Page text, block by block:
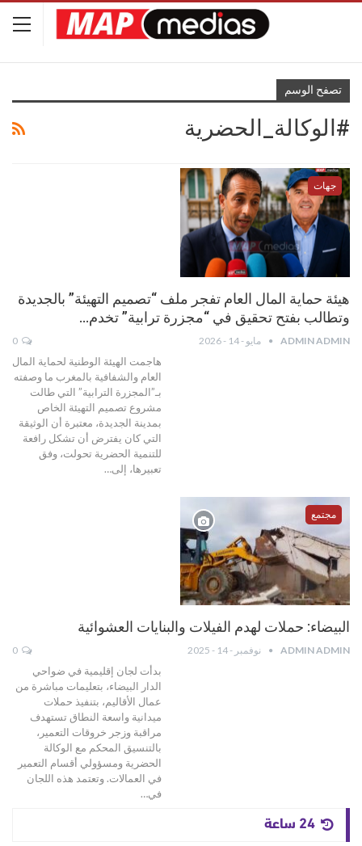
تصفح الوسم
#الوكالة_الحضرية
جهات
هيئة حماية المال العام تفجر ملف “تصميم التهيئة” بالجديدة
وتطالب بفتح تحقيق في “مجزرة ترابية” تخدم…
ADMIN ADMIN مايو - 14 - 2026
هاجمت الهيئة الوطنية لحماية المال
العام والشفافية بالمغرب ما وصفته
بـ”المجزرة الترابية” التي طالت
مشروع تصميم التهيئة الخاص
بمدينة الجديدة، معتبرة أن الوثيقة
التي كان يفترض أن تشكل رافعة
للتنمية الحضرية تحولت، وفق
تعبيرها، إلى…
مجتمع
البيضاء: حملات لهدم الفيلات والبنايات العشوائية
ADMIN ADMIN نوفمبر - 14 - 2025
بدأت لجان إقليمية في ضواحي
الدار البيضاء، بتعليمات مباشرة من
عمال الأقاليم، بتنفيذ حملات
ميدانية واسعة النطاق تستهدف
مراقبة وزجر خروقات التعمير،
بالتنسيق المحكم مع الوكالة
الحضرية ومسؤولي أقسام التعمير
في العمالات. وتعتمد هذه اللجان
في…